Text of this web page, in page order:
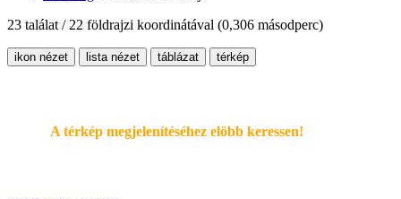
23 találat / 22 földrajzi koordinátával (0,306 másodperc)
ikon nézet lista nézet táblázat térkép
A térkép megjelenítéséhez elöbb keressen!